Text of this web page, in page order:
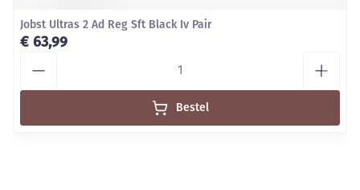
Jobst Ultras 2 Ad Reg Sft Black Iv Pair
€ 63,99
Bestel